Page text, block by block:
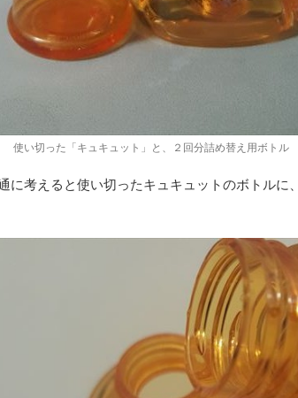
使い切った「キュキュット」と、２回分詰め替え用ボトル
に考えると使い切ったキュキュットのボトル